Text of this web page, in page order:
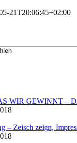
21T20:06:45+02:00
WIR GEWINNT –
– Zeisch zeign,